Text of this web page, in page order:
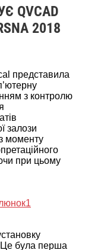
QVCAD
2018
представила
з контролю
залози
моменту
при цьому
була перша